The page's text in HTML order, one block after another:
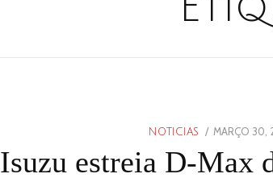
NOTICIAS
POSTED
ON
MARÇO 30,
Isuzu estreia D-Max